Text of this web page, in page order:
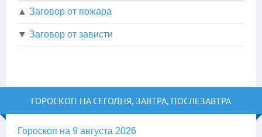
▲ Заговор от пожара
▼ Заговор от зависти
ГОРОСКОП НА СЕГОДНЯ, ЗАВТРА, ПОСЛЕЗАВТРА
Гороскоп на 9 августа 2026